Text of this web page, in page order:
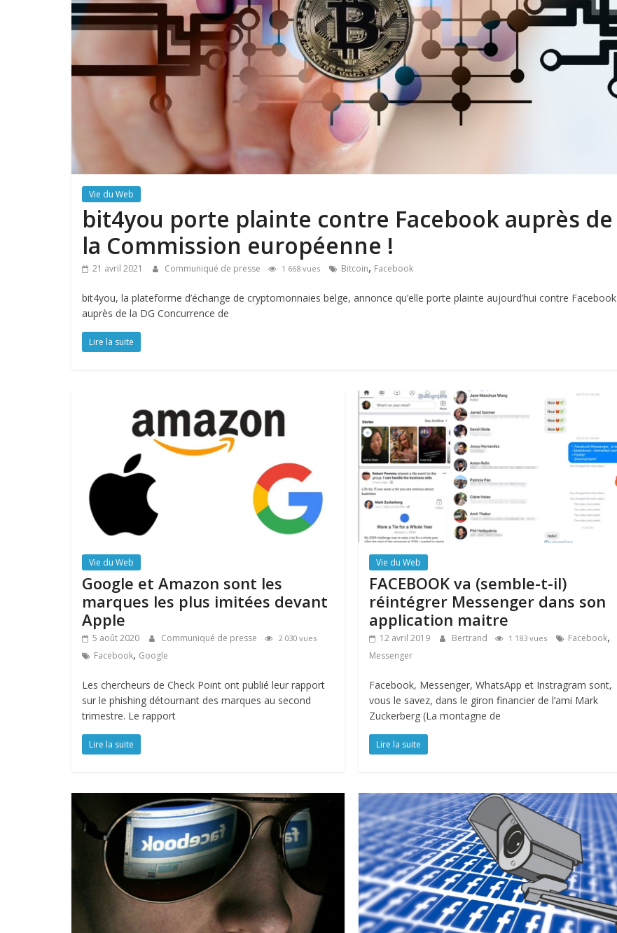
Vie du Web
bit4you porte plainte contre Facebook auprès de
la Commission européenne !
21 avril 2021 Communiqué de presse 1 668 vues Bitcoin, Facebook
bit4you, la plateforme d’échange de cryptomonnaies belge, annonce qu’elle porte plainte aujourd’hui contre Facebook
auprès de la DG Concurrence de
Lire la suite
Vie du Web
Google et Amazon sont les
marques les plus imitées devant
Apple
5 août 2020 Communiqué de presse 2 030 vues
Facebook, Google
Les chercheurs de Check Point ont publié leur rapport
sur le phishing détournant des marques au second
trimestre. Le rapport
Lire la suite
Vie du Web
FACEBOOK va (semble-t-il)
réintégrer Messenger dans son
application maitre
12 avril 2019 Bertrand 1 183 vues Facebook,
Messenger
Facebook, Messenger, WhatsApp et Instragram sont,
vous le savez, dans le giron financier de l’ami Mark
Zuckerberg (La montagne de
Lire la suite